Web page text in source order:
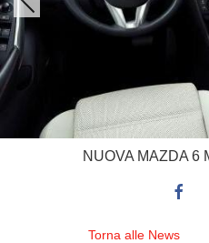
NUOVA MAZDA 6
Torna alle News